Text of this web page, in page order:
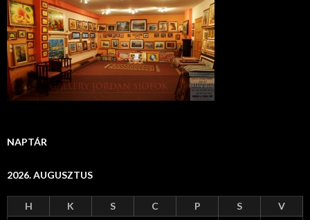
NAPTÁR
2026. AUGUSZTUS
H K S C P S V